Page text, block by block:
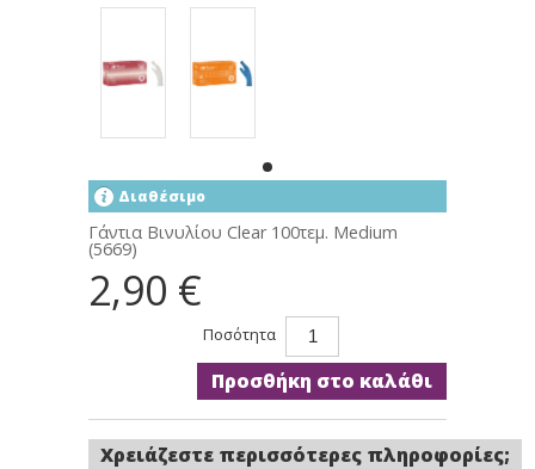
Διαθέσιμο
Γάντια Βινυλίου Clear 100τεμ. Medium
(5669)
2,90 €
Ποσότητα
Προσθήκη στο καλάθι
Χρειάζεστε περισσότερες πληροφορίες;